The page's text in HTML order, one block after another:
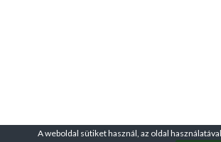
A weboldal sütiket használ, az oldal